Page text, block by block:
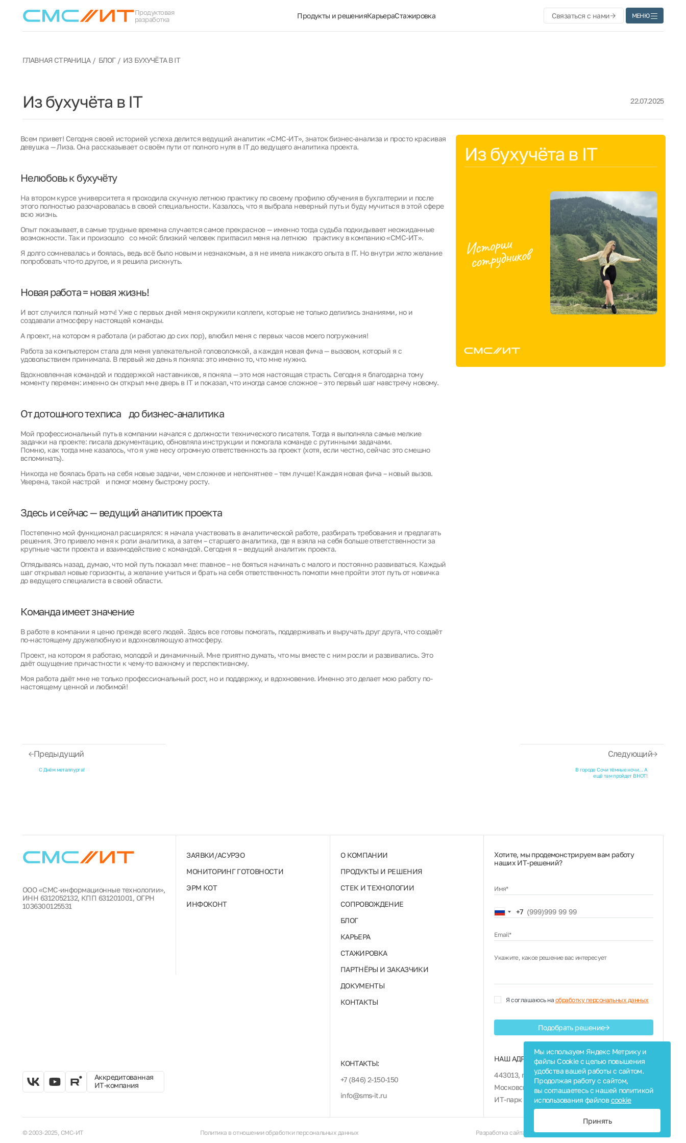
Продуктовая
разработка
Продукты и решенияКарьераСтажировка Связаться с нами МЕНЮ
ГЛАВНАЯ СТРАНИЦА БЛОГ ИЗ БУХУЧЁТА В IT
Из бухучёта в IT 22.07.2025
Всем привет! Сегодня своей историей успеха делится ведущий аналитик «СМС-ИТ», знаток бизнес-анализа и просто красивая
девушка — Лиза. Она рассказывает о своём пути от полного нуля в IT до ведущего аналитика проекта.
Нелюбовь к бухучёту
На втором курсе университета я проходила скучную летнюю практику по своему профилю обучения в бухгалтерии и после
этого полностью разочаровалась в своей специальности. Казалось, что я выбрала неверный путь и буду мучиться в этой сфере
всю жизнь.
Опыт показывает, в самые трудные времена случается самое прекрасное — именно тогда судьба подкидывает неожиданные
возможности. Так и произошло со мной: близкий человек пригласил меня на летнюю практику в компанию «СМС-ИТ».
Я долго сомневалась и боялась, ведь всё было новым и незнакомым, а я не имела никакого опыта в IT. Но внутри жгло желание
попробовать что-то другое, и я решила рискнуть.
Новая работа = новая жизнь!
И вот случился полный мэтч! Уже с первых дней меня окружили коллеги, которые не только делились знаниями, но и
создавали атмосферу настоящей команды.
А проект, на котором я работала (и работаю до сих пор), влюбил меня с первых часов моего погружения!
Работа за компьютером стала для меня увлекательной головоломкой, а каждая новая фича — вызовом, который я с
удовольствием принимала. В первый же день я поняла: это именно то, что мне нужно.
Вдохновленная командой и поддержкой наставников, я поняла — это моя настоящая страсть. Сегодня я благодарна тому
моменту перемен: именно он открыл мне дверь в IT и показал, что иногда самое сложное – это первый шаг навстречу новому.
От дотошного техписа до бизнес-аналитика
Мой профессиональный путь в компании начался с должности технического писателя. Тогда я выполняла самые мелкие
задачки на проекте: писала документацию, обновляла инструкции и помогала команде с рутинными задачами.
Помню, как тогда мне казалось, что я уже несу огромную ответственность за проект (хотя, если честно, сейчас это смешно
вспоминать).
Никогда не боялась брать на себя новые задачи, чем сложнее и непонятнее – тем лучше! Каждая новая фича – новый вызов.
Уверена, такой настрой и помог моему быстрому росту.
Здесь и сейчас — ведущий аналитик проекта
Постепенно мой функционал расширялся: я начала участвовать в аналитической работе, разбирать требования и предлагать
решения. Это привело меня к роли аналитика, а затем – старшего аналитика, где я взяла на себя больше ответственности за
крупные части проекта и взаимодействие с командой. Сегодня я – ведущий аналитик проекта.
Оглядываясь назад, думаю, что мой путь показал мне: главное – не бояться начинать с малого и постоянно развиваться. Каждый
шаг открывал новые горизонты, а желание учиться и брать на себя ответственность помогли мне пройти этот путь от новичка
до ведущего специалиста в своей области.
Команда имеет значение
В работе в компании я ценю прежде всего людей. Здесь все готовы помогать, поддерживать и выручать друг друга, что создаёт
по-настоящему дружелюбную и вдохновляющую атмосферу.
Проект, на котором я работаю, молодой и динамичный. Мне приятно думать, что мы вместе с ним росли и развивались. Это
даёт ощущение причастности к чему-то важному и перспективному.
Моя работа даёт мне не только профессиональный рост, но и поддержку, и вдохновение. Именно это делает мою работу по-
настоящему ценной и любимой!
Предыдущий
C Днём металлурга!
Следующий
В городе Сочи тёмные ночи… А
ещё там пройдет ВНОТ!
ООО «СМС-информационные технологии»,
ИНН 6312052132, КПП 631201001, ОГРН
1036300125531
Аккредитованная
ИТ-компания
ЗАЯВКИ/АСУРЭО
МОНИТОРИНГ ГОТОВНОСТИ
ЭРМ КОТ
ИНФОКОНТ
О КОМПАНИИ
ПРОДУКТЫ И РЕШЕНИЯ
СТЕК И ТЕХНОЛОГИИ
СОПРОВОЖДЕНИЕ
БЛОГ
КАРЬЕРА
СТАЖИРОВКА
ПАРТНЁРЫ И ЗАКАЗЧИКИ
ДОКУМЕНТЫ
КОНТАКТЫ
КОНТАКТЫ:
+7 (846) 2-150-150
info@sms-it.ru
Хотите, мы продемонстрируем вам работу
наших ИТ‑решений?
Имя*
Russia
+7
Email*
Укажите, какое решение вас интересует
Я соглашаюсь на обработку персональных данных
Подобрать решение
НАШ АДРЕС:
443013, г. Самара,
Московское шоссе 4, корпус 4,
ИТ-парк «Монте Роза», 12 этаж
© 2003-2025, СМС-ИТ Политика в отношении обработки персональных данных Разработка сайта Наверх
Мы используем Яндекс Метрику и
файлы Cookie с целью повышения
удобства вашей работы с сайтом.
Продолжая работу с сайтом,
вы соглашаетесь с нашей политикой
использования файловcookie
Принять